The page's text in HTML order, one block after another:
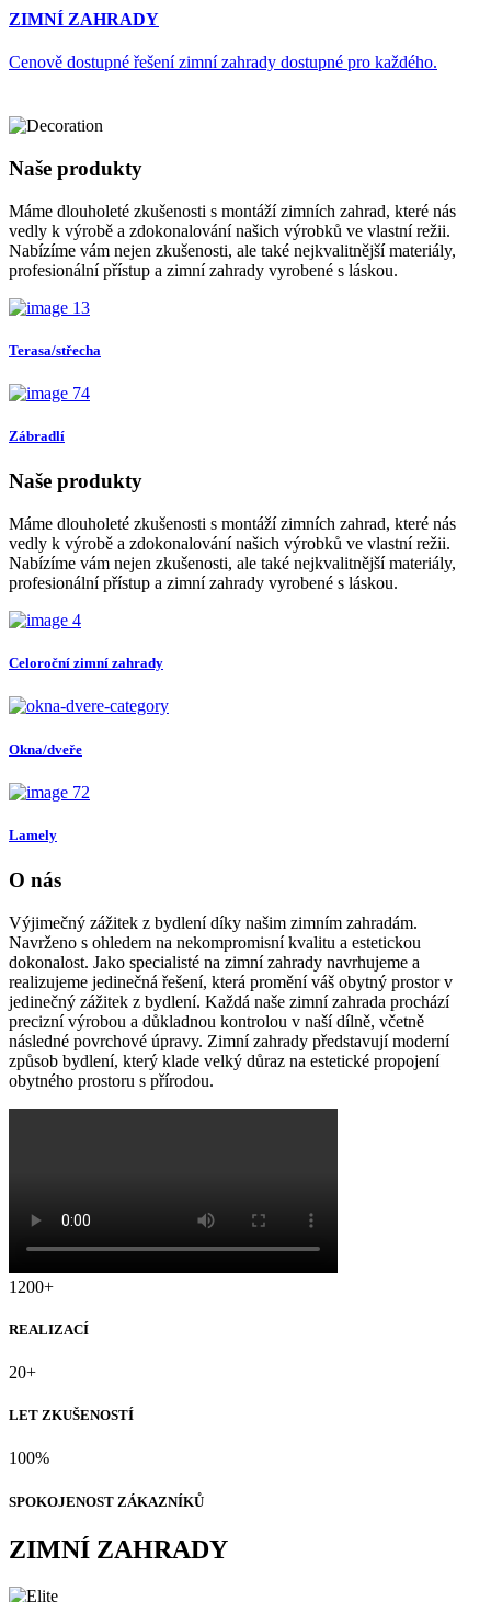
ZIMNÍ ZAHRADY
Cenově dostupné řešení zimní zahrady dostupné pro každého.
Naše produkty
Máme dlouholeté zkušenosti s montáží zimních zahrad, které nás
vedly k výrobě a zdokonalování našich výrobků ve vlastní režii.
Nabízíme vám nejen zkušenosti, ale také nejkvalitnější materiály,
profesionální přístup a zimní zahrady vyrobené s láskou.
Terasa/střecha
Zábradlí
Naše produkty
Máme dlouholeté zkušenosti s montáží zimních zahrad, které nás
vedly k výrobě a zdokonalování našich výrobků ve vlastní režii.
Nabízíme vám nejen zkušenosti, ale také nejkvalitnější materiály,
profesionální přístup a zimní zahrady vyrobené s láskou.
Celoroční zimní zahrady
Okna/dveře
Lamely
O nás
Výjimečný zážitek z bydlení díky našim zimním zahradám.
Navrženo s ohledem na nekompromisní kvalitu a estetickou
dokonalost. Jako specialisté na zimní zahrady navrhujeme a
realizujeme jedinečná řešení, která promění váš obytný prostor v
jedinečný zážitek z bydlení. Každá naše zimní zahrada prochází
precizní výrobou a důkladnou kontrolou v naší dílně, včetně
následné povrchové úpravy. Zimní zahrady představují moderní
způsob bydlení, který klade velký důraz na estetické propojení
obytného prostoru s přírodou.
1200+
REALIZACÍ
20+
LET ZKUŠENOSTÍ
100%
SPOKOJENOST ZÁKAZNÍKŮ
ZIMNÍ ZAHRADY